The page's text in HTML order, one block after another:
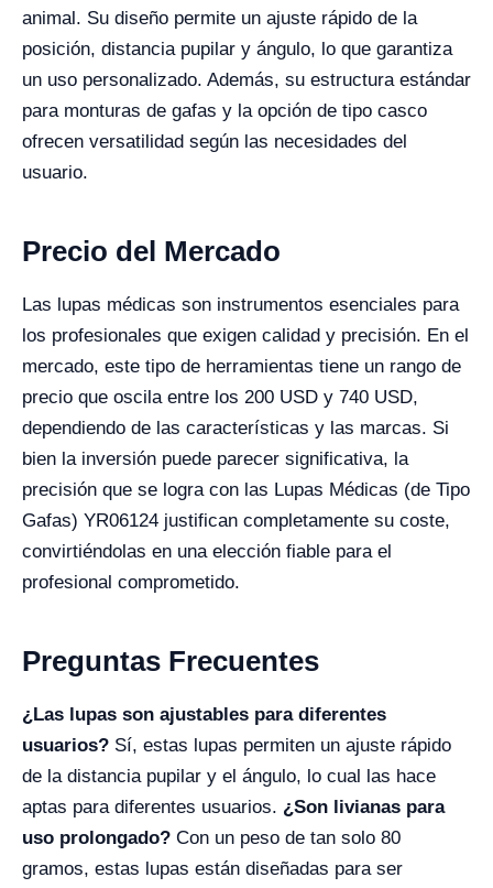
animal. Su diseño permite un ajuste rápido de la
posición, distancia pupilar y ángulo, lo que garantiza
un uso personalizado. Además, su estructura estándar
para monturas de gafas y la opción de tipo casco
ofrecen versatilidad según las necesidades del
usuario.
Precio del Mercado
Las lupas médicas son instrumentos esenciales para
los profesionales que exigen calidad y precisión. En el
mercado, este tipo de herramientas tiene un rango de
precio que oscila entre los 200 USD y 740 USD,
dependiendo de las características y las marcas. Si
bien la inversión puede parecer significativa, la
precisión que se logra con las Lupas Médicas (de Tipo
Gafas) YR06124 justifican completamente su coste,
convirtiéndolas en una elección fiable para el
profesional comprometido.
Preguntas Frecuentes
¿Las lupas son ajustables para diferentes
usuarios? Sí, estas lupas permiten un ajuste rápido
de la distancia pupilar y el ángulo, lo cual las hace
aptas para diferentes usuarios. ¿Son livianas para
uso prolongado? Con un peso de tan solo 80
gramos, estas lupas están diseñadas para ser